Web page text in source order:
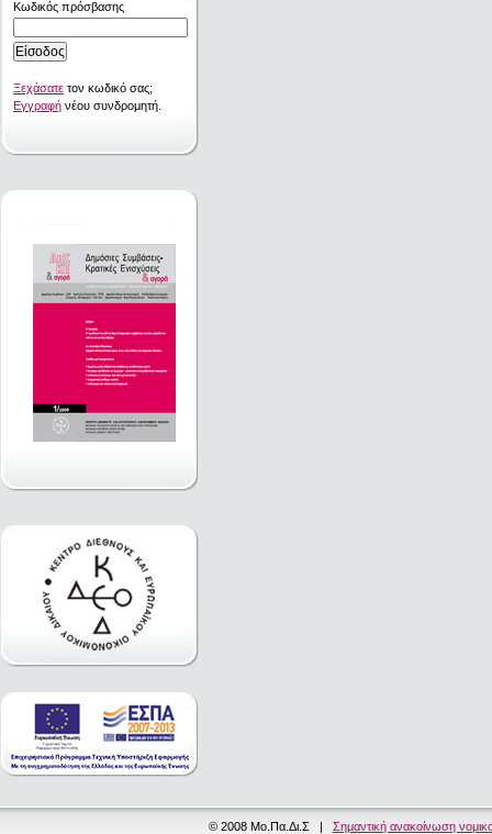
Κωδικός πρόσβασης
Ξεχάσατε τον κωδικό σας;
Εγγραφή νέου συνδρομητή.
© 2008 Μο.Πα.Δι.Σ | Σημαντική ανακοίνωση